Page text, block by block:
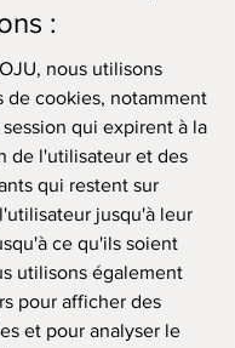
:
nous utilisons
de cookies, notamment
qui expirent à la
de l'utilisateur et des
qui restent sur
jusqu'à leur
ce qu'ils soient
utilisons également
pour afficher des
et pour analyser le